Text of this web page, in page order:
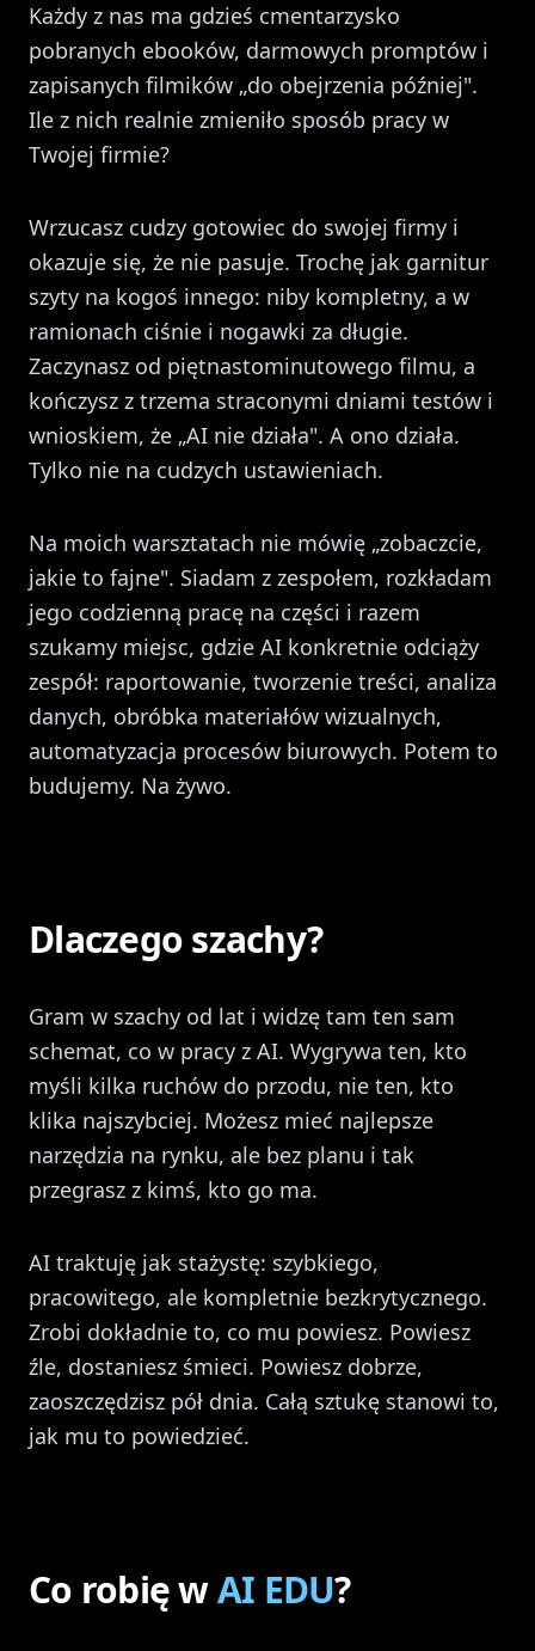
Każdy z nas ma gdzieś cmentarzysko
pobranych ebooków, darmowych promptów i
zapisanych filmików „do obejrzenia później".
Ile z nich realnie zmieniło sposób pracy w
Twojej firmie?
Wrzucasz cudzy gotowiec do swojej firmy i
okazuje się, że nie pasuje. Trochę jak garnitur
szyty na kogoś innego: niby kompletny, a w
ramionach ciśnie i nogawki za długie.
Zaczynasz od piętnastominutowego filmu, a
kończysz z trzema straconymi dniami testów i
wnioskiem, że „AI nie działa". A ono działa.
Tylko nie na cudzych ustawieniach.
Na moich warsztatach nie mówię „zobaczcie,
jakie to fajne". Siadam z zespołem, rozkładam
jego codzienną pracę na części i razem
szukamy miejsc, gdzie AI konkretnie odciąży
zespół: raportowanie, tworzenie treści, analiza
danych, obróbka materiałów wizualnych,
automatyzacja procesów biurowych. Potem to
budujemy. Na żywo.
Dlaczego szachy?
Gram w szachy od lat i widzę tam ten sam
schemat, co w pracy z AI. Wygrywa ten, kto
myśli kilka ruchów do przodu, nie ten, kto
klika najszybciej. Możesz mieć najlepsze
narzędzia na rynku, ale bez planu i tak
przegrasz z kimś, kto go ma.
AI traktuję jak stażystę: szybkiego,
pracowitego, ale kompletnie bezkrytycznego.
Zrobi dokładnie to, co mu powiesz. Powiesz
źle, dostaniesz śmieci. Powiesz dobrze,
zaoszczędzisz pół dnia. Całą sztukę stanowi to,
jak mu to powiedzieć.
Co robię wAI EDU?